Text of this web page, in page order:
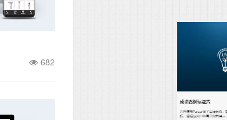
682